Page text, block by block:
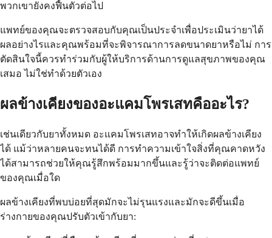
พวกเขายังคงฟื้นตัวต่อไป
แพทย์ของคุณจะตรวจสอบกับคุณเป็นประจำเพื่อประเมินว่ายาได้
ผลอย่างไรและคุณพร้อมที่จะพิจารณาการลดขนาดยาหรือไม่ การ
ตัดสินใจนี้ควรทำร่วมกับผู้ให้บริการด้านการดูแลสุขภาพของคุณ
เสมอ ไม่ใช่ทำด้วยตัวเอง
ผลข้างเคียงของอะแคมโพรเสทคืออะไร?
เช่นเดียวกับยาทั้งหมด อะแคมโพรเสทอาจทำให้เกิดผลข้างเคียง
ได้ แม้ว่าหลายคนจะทนได้ดี การทำความเข้าใจสิ่งที่คุณคาดหวัง
ได้สามารถช่วยให้คุณรู้สึกพร้อมมากขึ้นและรู้ว่าจะติดต่อแพทย์
ของคุณเมื่อใด
ผลข้างเคียงที่พบบ่อยที่สุดมักจะไม่รุนแรงและมักจะดีขึ้นเมื่อ
ร่างกายของคุณปรับตัวเข้ากับยา: